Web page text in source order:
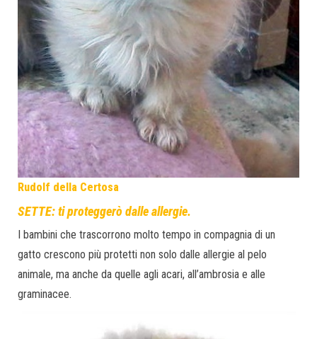
Rudolf della Certosa
SETTE: ti proteggerò dalle allergie.
I bambini che trascorrono molto tempo in compagnia di un
gatto crescono più protetti non solo dalle allergie al pelo
animale, ma anche da quelle agli acari, all’ambrosia e alle
graminacee.